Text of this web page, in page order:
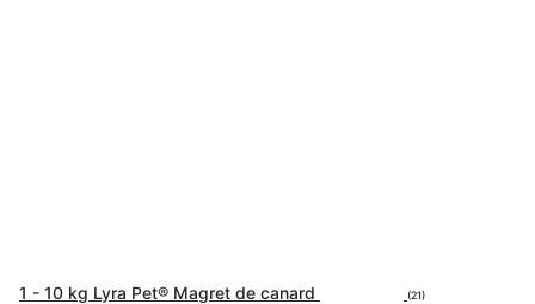
1 - 10 kg Lyra Pet® Magret de canard (21)